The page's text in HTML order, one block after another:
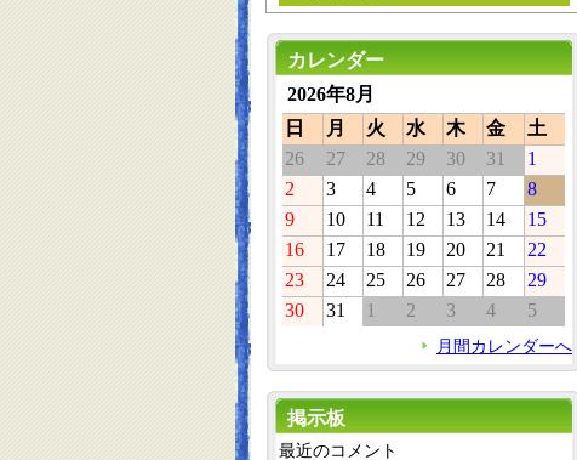
カレンダー
2026年8月
日
月 火 水 木 金
土
26
27 28 29 30 31
1
2
3 4 5 6 7
8
9
10 11 12 13 14
15
16
17 18 19 20 21
22
23
24 25 26 27 28
29
30
31 1 2 3 4 5
月間カレンダーへ
掲示板
最近のコメント